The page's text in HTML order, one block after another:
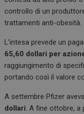
k
controllo di un
trattamenti anti-obesità.
L’intesa prevede un
65,60 dollari per
raggiungimento di
portando così il valore
A settembre Pfizer
dollari. A fine ottobre, a